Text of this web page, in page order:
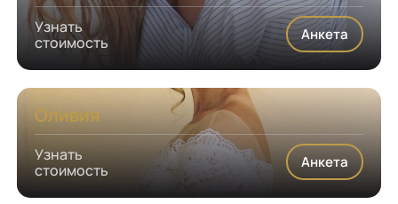
Узнать
стоимость
Анкета
Оливия
Узнать
стоимость
Анкета